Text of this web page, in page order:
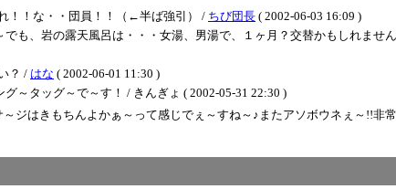
！！な・・団員！！（←半ば強引） / ちび団長 ( 2002-06-03 16:09 )
も、岩の露天風呂は・・・女湯、男湯で、１ヶ月？交替かもしれませ
？ / はな ( 2002-06-01 11:30 )
～タッグ～で～す！ / きんぎょ ( 2002-05-31 22:30 )
ジはきもちんよかぁ～って感じでぇ～すね～♪またアソボウネぇ～!!